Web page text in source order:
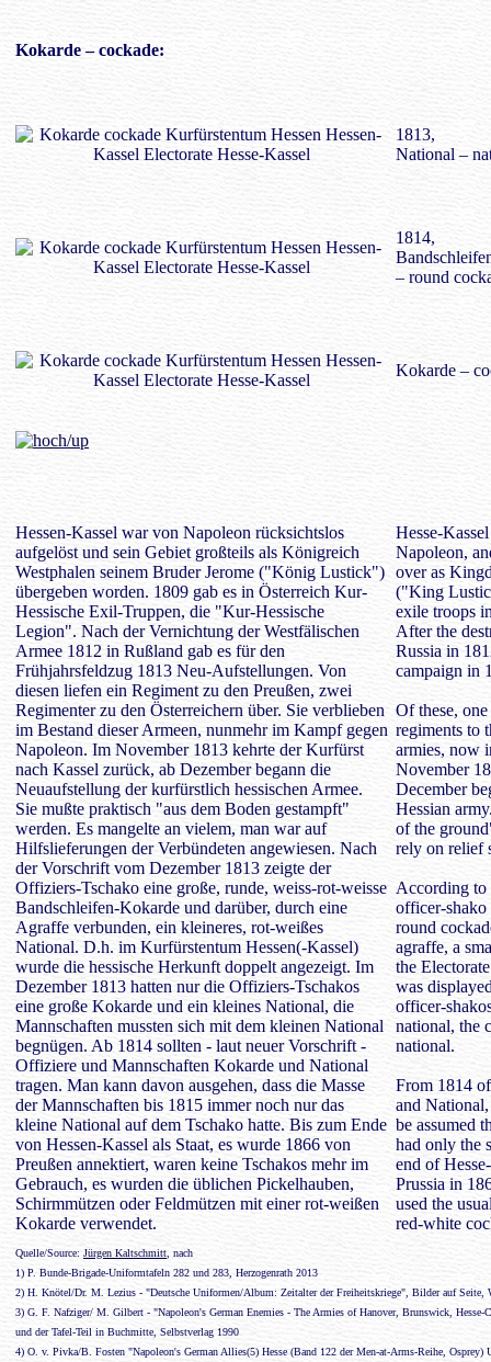
Kokarde– cockade:
1813,
National –
1814,
– round
Kokarde –
Hessen-Kassel war von Napoleon rücksichtslos
aufgelöst und sein Gebiet großteils als Königreich
Westphalen seinem Bruder Jerome ("König Lustick")
übergeben worden. 1809 gab es in Österreich Kur-
Hessische Exil-Truppen, die "Kur-Hessische
Legion". Nach der Vernichtung der Westfälischen
Armee 1812 in Rußland gab es für den
Frühjahrsfeldzug 1813 Neu-Aufstellungen. Von
diesen liefen ein Regiment zu den Preußen, zwei
Regimenter zu den Österreichern über. Sie verblieben
im Bestand dieser Armeen, nunmehr im Kampf gegen
Napoleon. Im November 1813 kehrte der Kurfürst
nach Kassel zurück, ab Dezember begann die
Neuaufstellung der kurfürstlich hessischen Armee.
Sie mußte praktisch "aus dem Boden gestampft"
werden. Es mangelte an vielem, man war auf
Hilfslieferungen der Verbündeten angewiesen. Nach
der Vorschrift vom Dezember 1813 zeigte der
Offiziers-Tschako eine große, runde, weiss-rot-weisse
Bandschleifen-Kokarde und darüber, durch eine
Agraffe verbunden, ein kleineres, rot-weißes
National. D.h. im Kurfürstentum Hessen(-Kassel)
wurde die hessische Herkunft doppelt angezeigt. Im
Dezember 1813 hatten nur die Offiziers-Tschakos
eine große Kokarde und ein kleines National, die
Mannschaften mussten sich mit dem kleinen National
begnügen. Ab 1814 sollten - laut neuer Vorschrift -
Offiziere und Mannschaften Kokarde und National
tragen. Man kann davon ausgehen, dass die Masse
der Mannschaften bis 1815 immer noch nur das
kleine National auf dem Tschako hatte. Bis zum Ende
von Hessen-Kassel als Staat, es wurde 1866 von
Preußen annektiert, waren keine Tschakos mehr im
Gebrauch, es wurden die üblichen Pickelhauben,
Schirmmützen oder Feldmützen mit einer rot-weißen
Kokarde verwendet.
Hesse-
Napoleon,
over as
("King
exile troops
After the
Russia in
campaign in
Of these,
regiments to
armies, now
November
December
Hessian
of the
rely on relief
According to
officer-
round
agraffe, a
the
was
officer-
national, the
national.
From 1814
and
be assumed
had only the
end of
Prussia in
used the
red-white
Quelle/Source: Jürgen Kaltschmitt , nach
1) P. Bunde-Brigade-Uniformtafeln 282 und 283, Herzogenrath 2013
2) H. Knötel/Dr. M. Lezius - "Deutsche Uniformen/Album: Zeitalter der Freiheitskriege", Bilder auf Seite,
3) G. F. Nafziger/ M. Gilbert - "Napoleon's German Enemies - The Armies of Hanover, Brunswick,
und der Tafel-Teil in Buchmitte, Selbstverlag 1990
4) O. v. Pivka/B. Fosten "Napoleon's German Allies(5) Hesse (Band 122 der Men-at-Arms-Reihe,